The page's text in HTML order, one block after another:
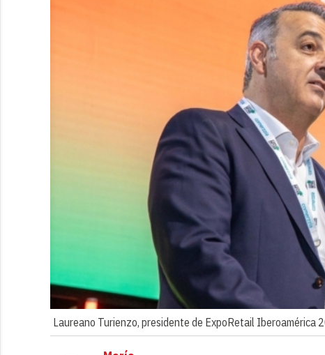
Laureano Turienzo, presidente de ExpoRetail Iberoamérica